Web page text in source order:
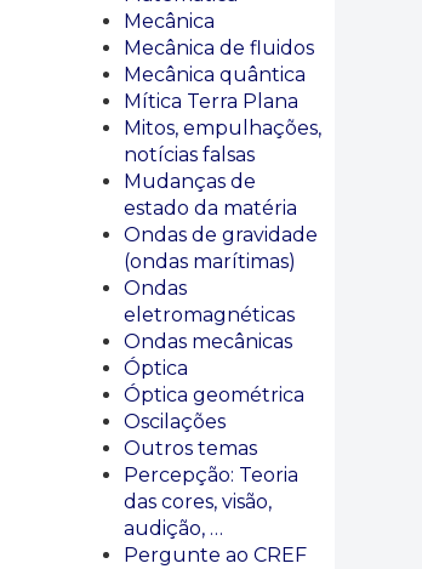
Mecânica
Mecânica de fluidos
Mecânica quântica
Mítica Terra Plana
Mitos, empulhações,
notícias falsas
Mudanças de
estado da matéria
Ondas de gravidade
(ondas marítimas)
Ondas
eletromagnéticas
Ondas mecânicas
Óptica
Óptica geométrica
Oscilações
Outros temas
Percepção: Teoria
das cores, visão,
audição, …
Pergunte ao CREF